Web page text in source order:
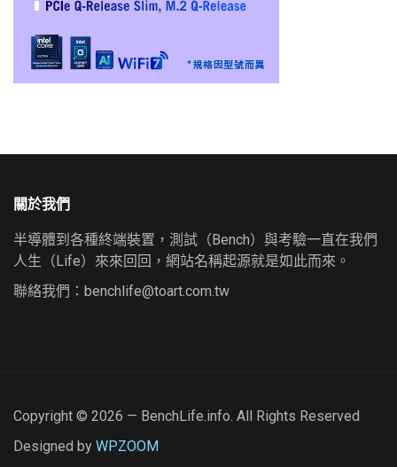
關於我們
半導體到各種終端裝置，測試（Bench）與考驗一直在我們
人生（Life）來來回回，網站名稱起源就是如此而來。
聯絡我們： benchlife@toart.com.tw
Copyright © 2026 — BenchLife.info. All Rights Reserved
Designed by WPZOOM